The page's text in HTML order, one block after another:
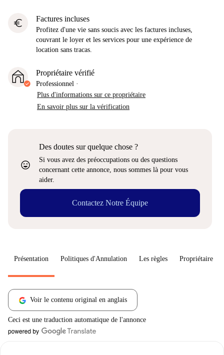
euro Factures incluses
Profitez d'une vie sans soucis avec les factures incluses,
couvrant le loyer et les services pour une expérience de
location sans tracas.
Propriétaire vérifié
Professionnel ·
Plus d'informations sur ce propriétaire
En savoir plus sur la vérification
sentiment_very_satisfied
Des doutes sur quelque chose ?
Si vous avez des préoccupations ou des questions
concernant cette annonce, nous sommes là pour vous
aider.
Contactez Notre Équipe
Présentation Politiques d'Annulation Les règles Propriétaire
Voir le contenu original en anglais
Ceci est une traduction automatique de l'annonce